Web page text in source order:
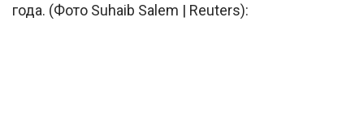
года. (Фото Suhaib Salem | Reuters):